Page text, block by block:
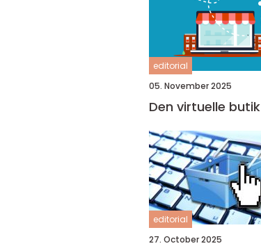
editorial
05. November 2025
Den virtuelle butik
editorial
27. October 2025